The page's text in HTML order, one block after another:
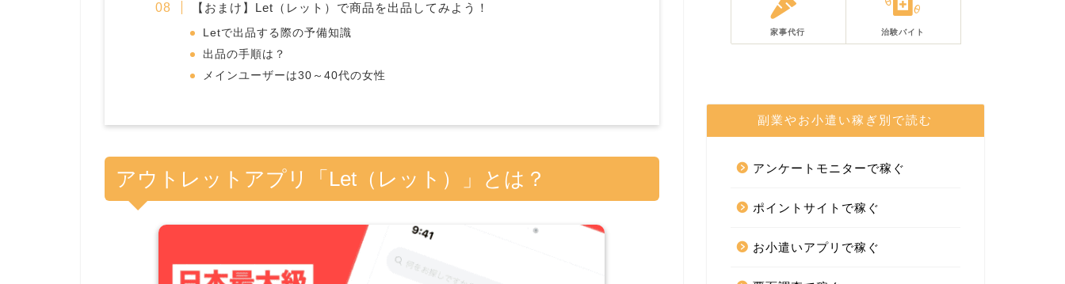
【おまけ】Let（レット）で商品を出品してみよう！
Letで出品する際の予備知識
出品の手順は？
メインユーザーは30～40代の女性
アウトレットアプリ「Let（レット）」とは？
家事代行 治験バイト
副業やお小遣い稼ぎ別で読む
アンケートモニターで稼ぐ
ポイントサイトで稼ぐ
お小遣いアプリで稼ぐ